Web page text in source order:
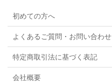
初めての方へ
よくあるご質問・お問い合わせ
特定商取引法に基づく表記
会社概要